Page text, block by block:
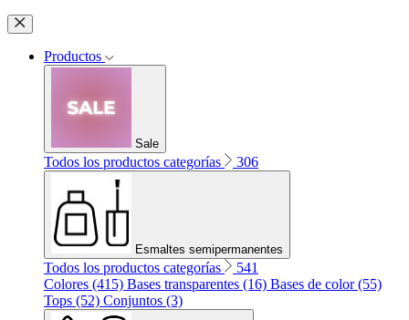
Productos
Sale
Todos los productos categorías 306
Esmaltes semipermanentes
Todos los productos categorías
541
Colores (415) Bases transparentes (16) Bases de color (55)
Tops (52) Conjuntos (3)